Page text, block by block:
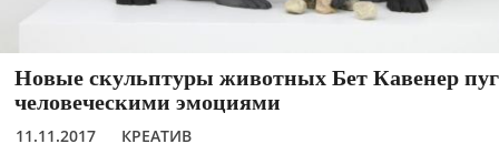
Новые скульптуры животных Бет Кавенер
человеческими эмоциями
11.11.2017 КРЕАТИВ